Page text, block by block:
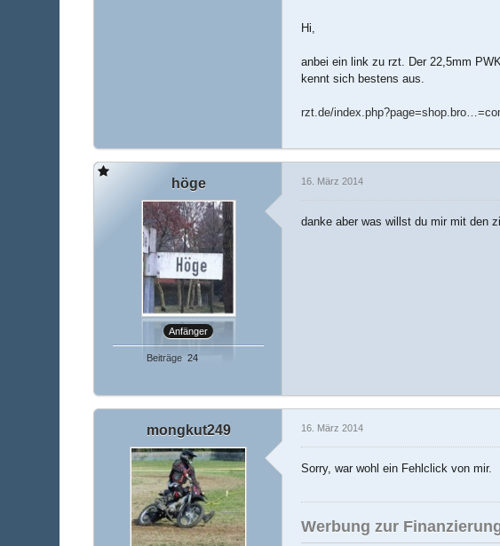
Hi,
anbei ein link zu rzt. Der 22,5mm
kennt sich bestens aus.
rzt.de/
höge
Anfänger
Beiträge 24
16. März 2014
danke aber was willst du mir mit den
mongkut249 16. März 2014
Sorry, war wohl ein Fehlclick von mir.
Werbung zur